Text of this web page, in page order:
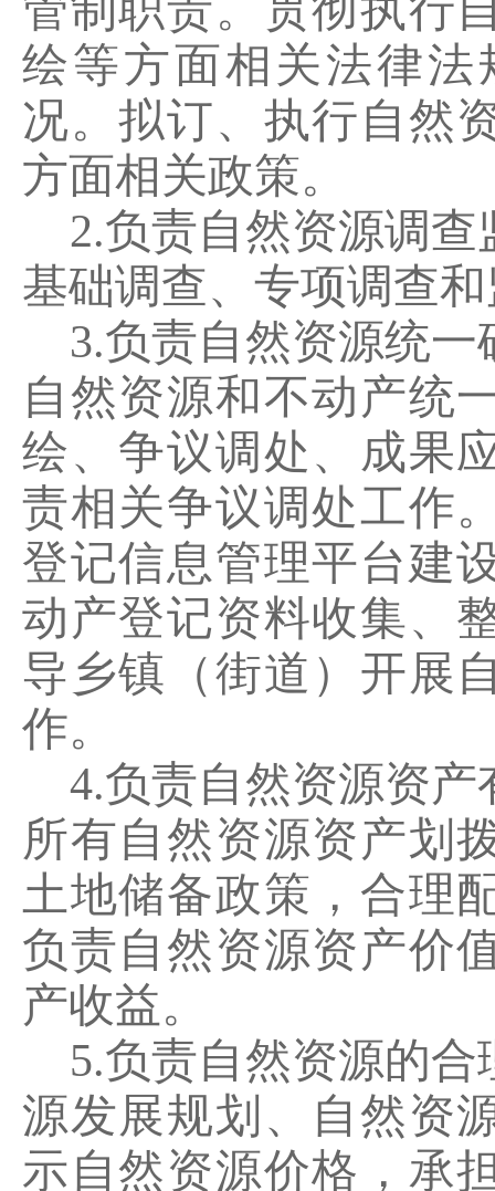
绘等方面相关法律
况。拟订、执行自然
方面相关政策。
2.负责自然资源调
基础调查、专项调查
3.负责自然资源统
自然资源和不动产统
绘、争议调处、成果
责相关争议调处工作
登记信息管理平台建
动产登记资料收集、
导乡镇（街道）开展
作。
4.负责自然资源资
所有自然资源资产划
土地储备政策，合理
负责自然资源资产价
产收益。
5.负责自然资源的
源发展规划、自然资
示自然资源价格，承